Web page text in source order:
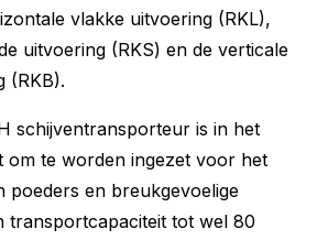
vlakke uitvoering (RKL),
uitvoering (RKS) en de verticale
(RKB).
schijventransporteur is in het
om te worden ingezet voor het
poeders en breukgevoelige
transportcapaciteit tot wel 80